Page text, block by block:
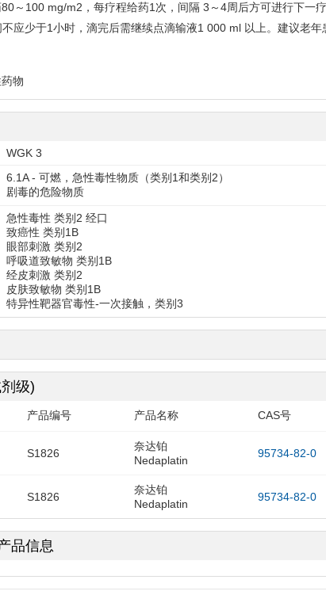
～100 mg/m2，每疗程给药1次，间隔 3～4周后方可进行下一
应少于1小时，滴完后需继续点滴输液1 000 ml 以上。建议老年
物
WGK 3
6.1A - 可燃，急性毒性物质（类别1和类别2）
剧毒的危险物质
急性毒性 类别2 经口
致癌性 类别1B
眼部刺激 类别2
呼吸道致敏物 类别1B
经皮刺激 类别2
皮肤致敏物 类别1B
特异性靶器官毒性-一次接触，类别3
级)
产品编号 产品名称 CAS号
S1826
奈达铂
Nedaplatin
95734-82-0
S1826
奈达铂
Nedaplatin
95734-82-0
品信息